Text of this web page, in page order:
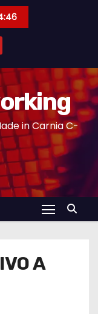
in Carnia C-
A